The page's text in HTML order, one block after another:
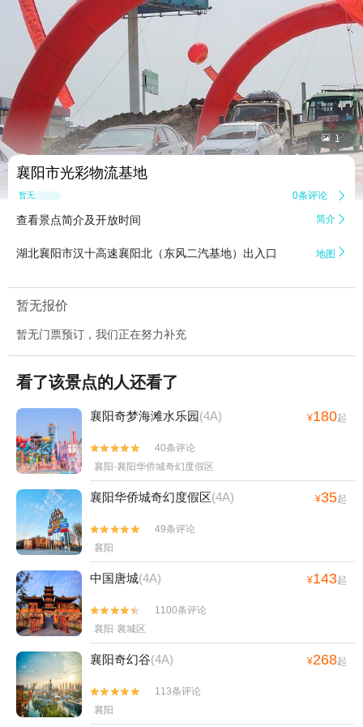
 1
襄阳市光彩物流基地
暂无点评 0条评论 
查看景点简介及开放时间 简介 
湖北襄阳市汉十高速襄阳北（东风二汽基地）出入口 地图 
暂无报价
暂无门票预订，我们正在努力补充
看了该景点的人还看了
襄阳奇梦海滩水乐园(4A) ¥180起


40条评论
襄阳·襄阳华侨城奇幻度假区
襄阳华侨城奇幻度假区(4A) ¥35起


49条评论
襄阳
中国唐城(4A) ¥143起


1100条评论
襄阳·襄城区
襄阳奇幻谷(4A) ¥268起


113条评论
襄阳
